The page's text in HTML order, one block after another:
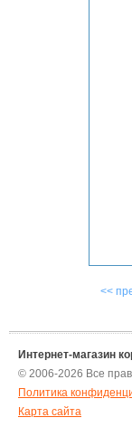
<<
Интернет-магазин
© 2006-2026 Все
Политика
Карта сайта